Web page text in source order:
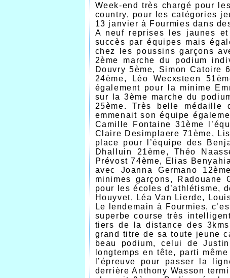
Week-end très chargé pour
country, pour les catégories
13 janvier à Fourmies dans
A neuf reprises les jaunes
succès par équipes mais
chez les poussins garçons
2ème marche du podium
Douvry 5ème, Simon Catoire
24ème, Léo Wecxsteen
également pour la minime
sur la 3ème marche du
25ème. Très belle médaille
emmenait son équipe
Camille Fontaine 31ème
Claire Desimplaere 71ème,
place pour l’équipe des
Dhalluin 21ème, Théo
Prévost 74ème, Elias
avec Joanna Germano
minimes garçons, Radouane
pour les écoles d’athlétisme,
Houyvet, Léa Van Lierde,
Le lendemain à Fourmies,
superbe course très
tiers de la distance des
grand titre de sa toute jeune
beau podium, celui de
longtemps en tête, parti
l’épreuve pour passer la
derrière Anthony Wasson